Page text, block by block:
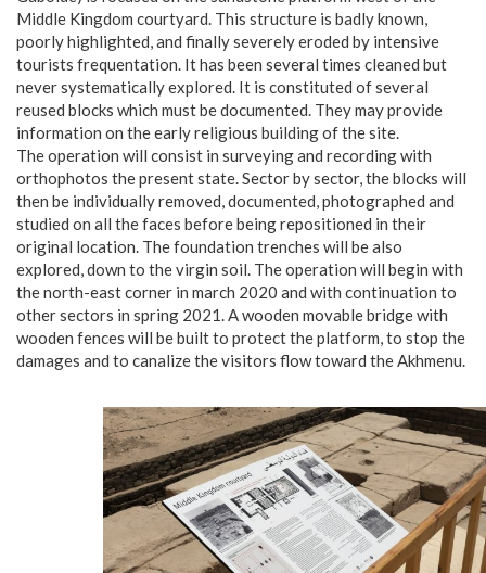
Middle Kingdom courtyard. This structure is badly known,
poorly highlighted, and finally severely eroded by intensive
tourists frequentation. It has been several times cleaned but
never systematically explored. It is constituted of several
reused blocks which must be documented. They may provide
information on the early religious building of the site.
The operation will consist in surveying and recording with
orthophotos the present state. Sector by sector, the blocks will
then be individually removed, documented, photographed and
studied on all the faces before being repositioned in their
original location. The foundation trenches will be also
explored, down to the virgin soil. The operation will begin with
the north-east corner in march 2020 and with continuation to
other sectors in spring 2021. A wooden movable bridge with
wooden fences will be built to protect the platform, to stop the
damages and to canalize the visitors flow toward the Akhmenu.